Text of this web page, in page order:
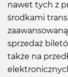
nawet tych z
środkami
sprzedaż
także na